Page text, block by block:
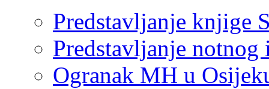
Predstavljanje knjige
Predstavljanje
Ogranak MH u